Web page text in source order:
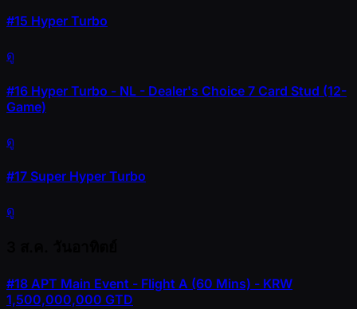
#15 Hyper Turbo
ดู
#16 Hyper Turbo - NL - Dealer's Choice 7 Card Stud (12-
Game)
ดู
#17 Super Hyper Turbo
ดู
#18 APT Main Event - Flight A (60 Mins) - KRW
1,500,000,000 GTD